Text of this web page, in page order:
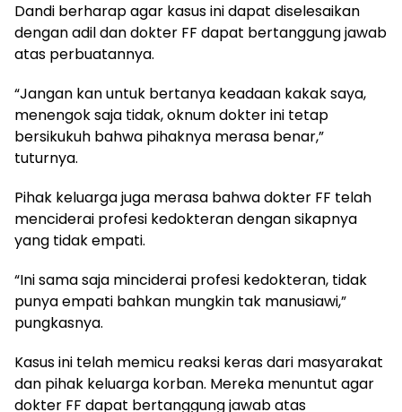
Dandi berharap agar kasus ini dapat diselesaikan
dengan adil dan dokter FF dapat bertanggung jawab
atas perbuatannya.
“Jangan kan untuk bertanya keadaan kakak saya,
menengok saja tidak, oknum dokter ini tetap
bersikukuh bahwa pihaknya merasa benar,”
tuturnya.
Pihak keluarga juga merasa bahwa dokter FF telah
menciderai profesi kedokteran dengan sikapnya
yang tidak empati.
“Ini sama saja minciderai profesi kedokteran, tidak
punya empati bahkan mungkin tak manusiawi,”
pungkasnya.
Kasus ini telah memicu reaksi keras dari masyarakat
dan pihak keluarga korban. Mereka menuntut agar
dokter FF dapat bertanggung jawab atas